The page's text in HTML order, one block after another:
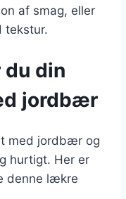
af smag, eller
tekstur.
du din
jordbær
med jordbær og
hurtigt. Her er
denne lækre